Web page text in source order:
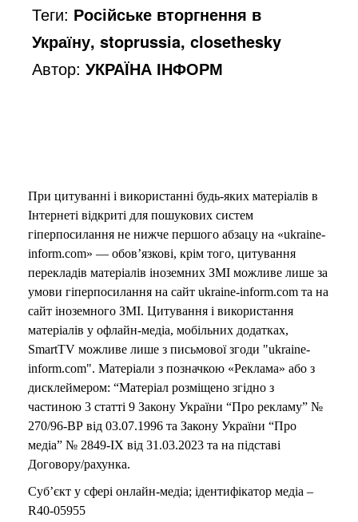
Теги: Російське вторгнення в
Україну, stoprussia, closethesky
Автор:УКРАЇНА ІНФОРМ
При цитуванні і використанні будь-яких матеріалів в
Інтернеті відкриті для пошукових систем
гіперпосилання не нижче першого абзацу на «ukraine-
inform.com» — обов’язкові, крім того, цитування
перекладів матеріалів іноземних ЗМІ можливе лише за
умови гіперпосилання на сайт ukraine-inform.com та на
сайт іноземного ЗМІ. Цитування і використання
матеріалів у офлайн-медіа, мобільних додатках,
SmartTV можливе лише з письмової згоди "ukraine-
inform.com". Матеріали з позначкою «Реклама» або з
дисклеймером: “Матеріал розміщено згідно з
частиною 3 статті 9 Закону України “Про рекламу” №
270/96-ВР від 03.07.1996 та Закону України “Про
медіа” № 2849-IX від 31.03.2023 та на підставі
Договору/рахунка.
Суб’єкт у сфері онлайн-медіа; ідентифікатор медіа –
R40-05955